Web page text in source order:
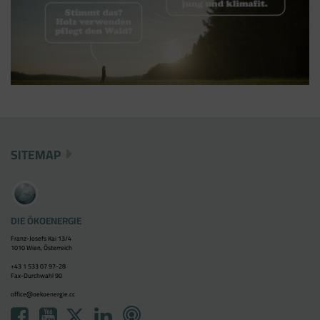
SITEMAP
DIE ÖKOENERGIE
Franz-Josefs Kai 13/4
1010 Wien, Österreich
+43 1 533 07 97-28
Fax-Durchwahl 90
office@oekoenergie.cc